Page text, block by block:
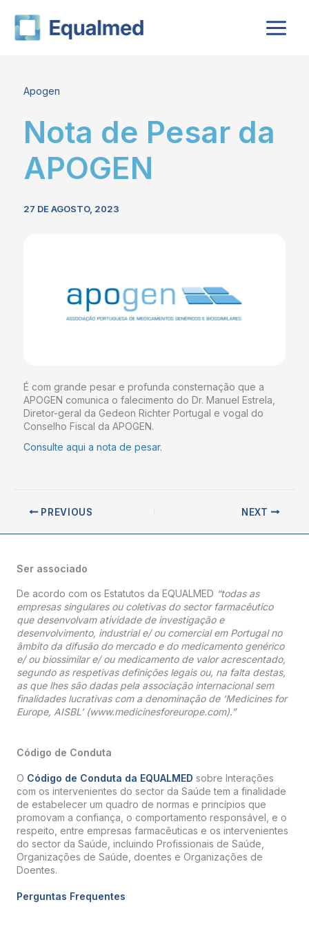
content
Apogen
Nota de Pesar da
APOGEN
27 DE AGOSTO, 2023
É com grande pesar e profunda consternação que a
APOGEN comunica o falecimento do Dr. Manuel Estrela,
Diretor-geral da Gedeon Richter Portugal e vogal do
Conselho Fiscal da APOGEN.
Consulte aqui a nota de pesar.
PREVIOUS NEXT
Ser associado
De acordo com os Estatutos da EQUALMED “todas as
empresas singulares ou coletivas do sector farmacêutico
que desenvolvam atividade de investigação e
desenvolvimento, industrial e/ ou comercial em Portugal no
âmbito da difusão do mercado e do medicamento genérico
e/ ou biossimilar e/ ou medicamento de valor acrescentado,
segundo as respetivas definições legais ou, na falta destas,
as que lhes são dadas pela associação internacional sem
finalidades lucrativas com a denominação de ‘Medicines for
Europe, AISBL’ (www.medicinesforeurope.com).”
Código de Conduta
O Código de Conduta da EQUALMED sobre Interações
com os intervenientes do sector da Saúde tem a finalidade
de estabelecer um quadro de normas e princípios que
promovam a confiança, o comportamento responsável, e o
respeito, entre empresas farmacêuticas e os intervenientes
do sector da Saúde, incluindo Profissionais de Saúde,
Organizações de Saúde, doentes e Organizações de
Doentes.
Perguntas Frequentes